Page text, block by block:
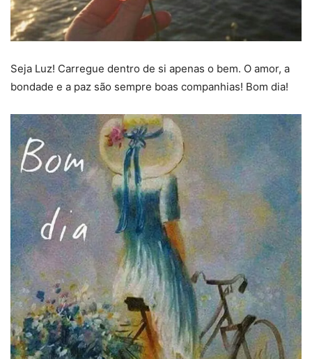
Seja Luz! Carregue dentro de si apenas o bem. O amor, a
bondade e a paz são sempre boas companhias! Bom dia!